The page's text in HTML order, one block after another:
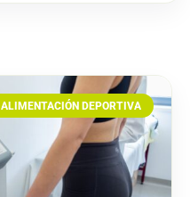
ALIMENTACIÓN DEPORTIVA